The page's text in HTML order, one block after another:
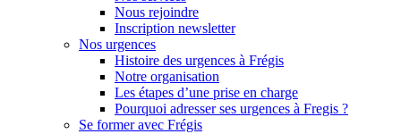
Nous rejoindre
Inscription newsletter
Nos urgences
Histoire des urgences à Frégis
Notre organisation
Les étapes d’une prise en charge
Pourquoi adresser ses urgences à Fregis ?
Se former avec Frégis